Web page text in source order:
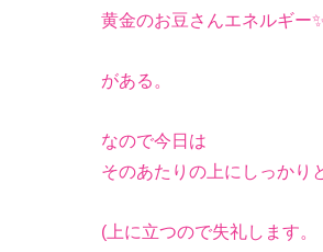
黄金のお豆さんエネルギー
がある。
なので今日は
そのあたりの上にしっかり
(上に立つので失礼します。